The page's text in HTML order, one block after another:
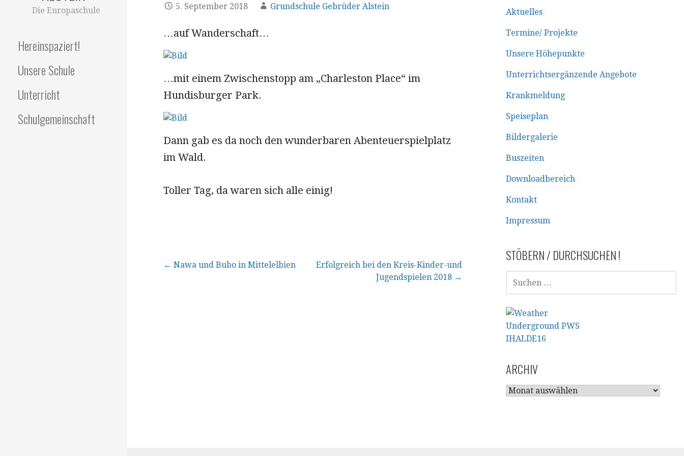
Die Europaschule
Hereinspaziert!
Unsere Schule
Unterricht
Schulgemeinschaft
5. September 2018 Grundschule Gebrüder Alstein
…auf Wanderschaft…
…mit einem Zwischenstopp am „Charleston Place“ im
Hundisburger Park.
Dann gab es da noch den wunderbaren Abenteuerspielplatz
im Wald.
Toller Tag, da waren sich alle einig!
Beitragsnavigation
← Nawa und Bubo in Mittelelbien
Erfolgreich bei den Kreis-Kinder-und
Jugendspielen 2018 →
Aktuelles
Termine/ Projekte
Unsere Höhepunkte
Unterrichtsergänzende Angebote
Krankmeldung
Speiseplan
Bildergalerie
Buszeiten
Downloadbereich
Kontakt
Impressum
STÖBERN / DURCHSUCHEN !
SUCHEN
NACH:
ARCHIV
ARCHIV